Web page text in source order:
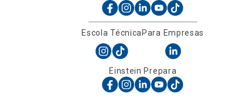
Escola TécnicaPara Empresas
Einstein Prepara